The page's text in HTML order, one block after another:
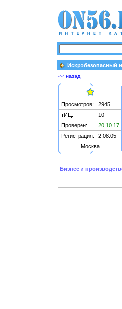
Искробезопасный
<< назад
Просмотров:
2945
тИЦ:
10
Проверен:
20.10.17
Регистрация:
2.08.05
Москва
Бизнес и